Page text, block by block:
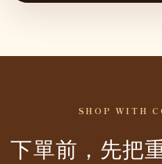
SHOP WITH
下單前，先把